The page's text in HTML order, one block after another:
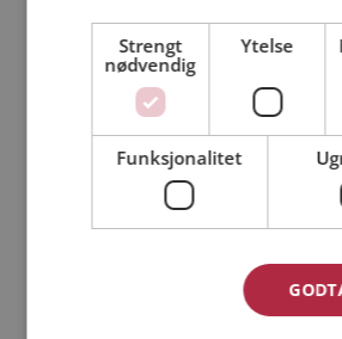
Bli medlem
Jeg er en: Mann
Min alder:
Strengt
nødvendig
Ytelse
Funksjonalitet